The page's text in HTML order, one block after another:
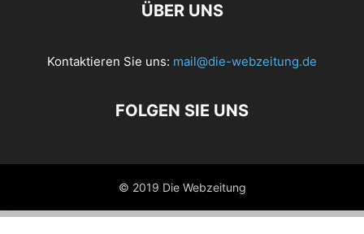
ÜBER UNS
Kontaktieren Sie uns: mail@die-webzeitung.de
FOLGEN SIE UNS
© 2019 Die Webzeitung